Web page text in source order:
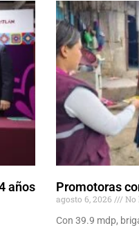
años
Promotoras
agosto 6, 2026
Con 39.9 mdp,